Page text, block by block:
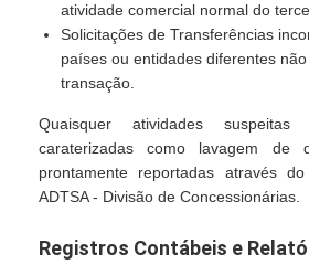
atividade comercial normal do
Solicitações de Transferências
países ou entidades diferentes
transação.
Quaisquer atividades
caraterizadas como lavagem de
prontamente reportadas através
ADTSA - Divisão de Concessionárias.
Registros Contábeis e